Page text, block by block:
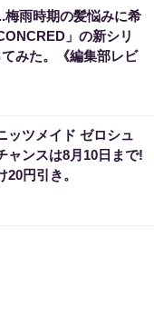
梅雨時期の髪悩みに希
」の新シリ
みた。《編集部レビ
ッツメイド ゼロシュ
ャンスは8月10日まで!
円引き。